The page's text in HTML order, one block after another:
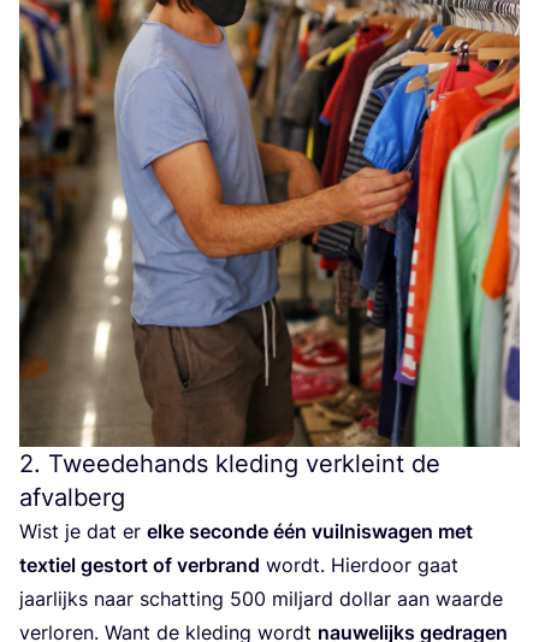
2. Tweedehands kleding verkleint de
afvalberg
Wist je dat er elke secon­de één vuil­nis­wa­gen met
tex­tiel gestort of ver­brand wordt. Hier­door gaat
jaar­lijks naar schat­ting 500 mil­jard dol­lar aan waar­de
ver­lo­ren. Want de kle­ding wordt nau­we­lijks gedra­gen